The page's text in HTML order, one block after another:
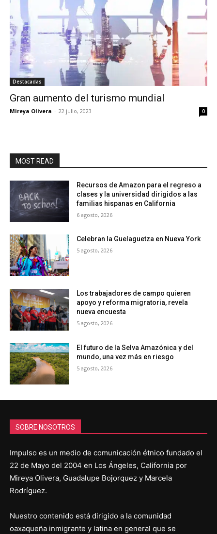
Destacadas
Gran aumento del turismo mundial
Mireya Olivera - 22 julio, 2023 0
MOST READ
Recursos de Amazon para el regreso a
clases y la universidad dirigidos a las
familias hispanas en California
6 agosto, 2026
Celebran la Guelaguetza en Nueva York
5 agosto, 2026
Los trabajadores de campo quieren
apoyo y reforma migratoria, revela
nueva encuesta
5 agosto, 2026
El futuro de la Selva Amazónica y del
mundo, una vez más en riesgo
5 agosto, 2026
SOBRE NOSOTROS
Impulso es un medio de comunicación étnico fundado el
22 de Mayo del 2004 en Los Ángeles, California por
Mireya Olivera, Guadalupe Bojorquez y Marcela
Rodríguez.
Nuestro contenido está dirigido a la comunidad
oaxaqueña inmigrante y latina en general que se